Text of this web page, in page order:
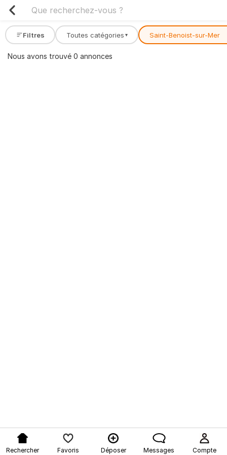
Filtres Toutes catégories ▾ Saint-Benoist-sur-Mer
Nous avons trouvé 0 annonces
Rechercher Favoris Déposer Messages Compte